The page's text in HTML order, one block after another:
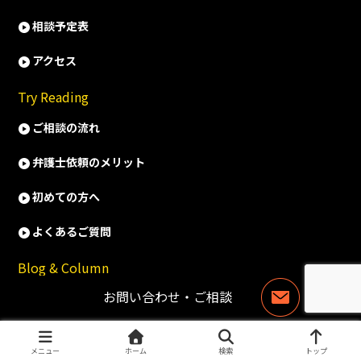
相談予定表
アクセス
Try Reading
ご相談の流れ
弁護士依頼のメリット
初めての方へ
よくあるご質問
Blog & Column
ワタシをミカタに
お知らせ
メニュー ホーム 検索 トップ
お問い合わせ・ご相談
お
問